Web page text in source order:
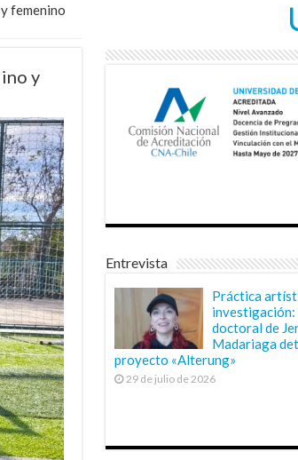
femenino
y
Entrevista
Práctica
investigación:
doctoral de
Madariaga
proyecto «Alterung»
29 de julio de 2026